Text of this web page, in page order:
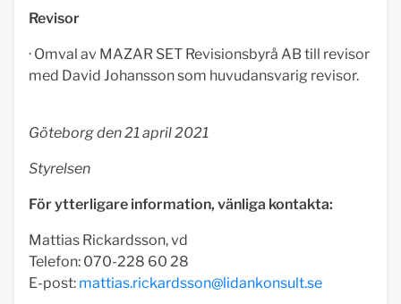
Revisor
· Omval av MAZAR SET Revisionsbyrå AB till revisor
med David Johansson som huvudansvarig revisor.
Göteborg den 21 april 2021
Styrelsen
För ytterligare information, vänliga kontakta:
Mattias Rickardsson, vd
Telefon: 070-228 60 28
E-post: mattias.rickardsson@lidankonsult.se